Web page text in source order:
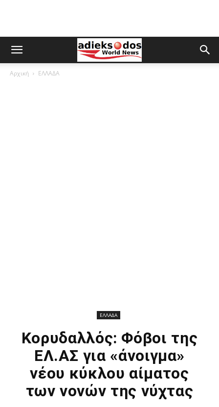
Αρχική ΕΛΛΑΔΑ
ΕΛΛΑΔΑ
Κορυδαλλός: Φόβοι της
ΕΛ.ΑΣ για «άνοιγμα»
νέου κύκλου αίματος
των νονών της νύχτας